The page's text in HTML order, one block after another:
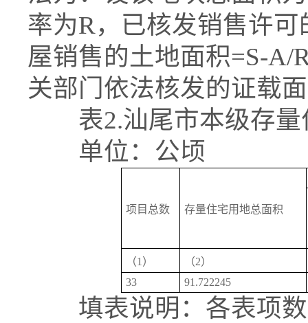
率为R，已核发销售许
屋销售的土地面积=S-A/
关部门依法核发的证载
表2.汕尾市本级存量
单位：公顷
项目总数 存量住宅用地总面积
（1）
（2）
33
91.722245
填表说明：各表项数